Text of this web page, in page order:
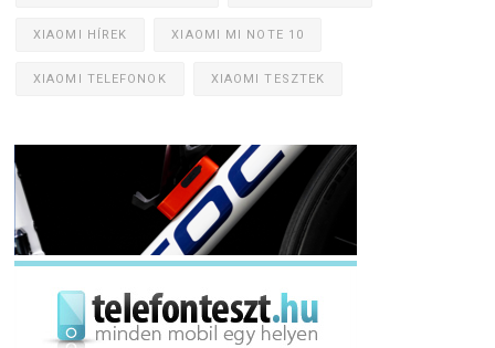
XIAOMI HÍREK XIAOMI MI NOTE 10
XIAOMI TELEFONOK XIAOMI TESZTEK